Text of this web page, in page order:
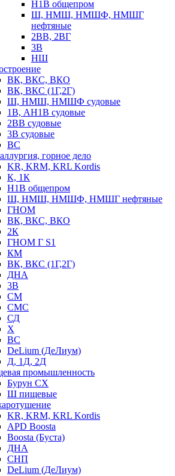
Н1В общепром
Ш, НМШ, НМШФ, НМШГ
нефтяные
2ВВ, 2ВГ
3В
НШ
ВК, ВКС, ВКО
ВК, ВКС (1Г,2Г)
Ш, НМШ, НМШФ судовые
1В, АН1В судовые
2ВВ судовые
3В судовые
ВС
горное дело
KR, KRM, KRL Kordis
К, 1К
Н1В общепром
Ш, НМШ, НМШФ, НМШГ нефтяные
ГНОМ
ВК, ВКС, ВКО
2К
ГНОМ Г S1
КМ
ВК, ВКС (1Г,2Г)
ДНА
3В
СМ
СМС
СД
Х
ВС
DeLium (ДеЛиум)
Д, 1Д, 2Д
промышленность
Бурун СХ
Ш пищевые
KR, KRM, KRL Kordis
APD Boosta
Boosta (Буста)
ДНА
СНП
DeLium (ДеЛиум)